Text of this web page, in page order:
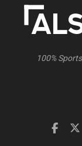
100%